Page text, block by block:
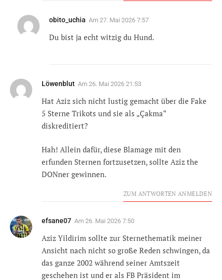
obito_uchia Am 27. Mai 2026 7:57
Du bist ja echt witzig du Hund.
Löwenblut Am 26. Mai 2026 21:53
Hat Aziz sich nicht lustig gemacht über die Fake
5 Sterne Trikots und sie als „Çakma“
diskreditiert?
Hah! Allein dafür, diese Blamage mit den
erfunden Sternen fortzusetzen, sollte Aziz the
DONner gewinnen.
ZUM ANTWORTEN ANMELDEN
efsane07 Am 26. Mai 2026 7:50
Aziz Yildirim sollte zur Sternethematik meiner
Ansicht nach nicht so große Reden schwingen, da
das ganze 2002 während seiner Amtszeit
geschehen ist und er als FB Präsident im